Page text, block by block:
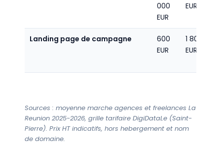
000
EUR
EUR
Landing page de campagne
600
EUR
1 800
EUR
Sources : moyenne marche agences et freelances La
Reunion 2025-2026, grille tarifaire DigiDataLe (Saint-
Pierre). Prix HT indicatifs, hors hebergement et nom
de domaine.